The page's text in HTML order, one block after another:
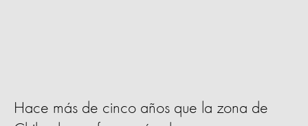
Hace más de cinco años que la zona de